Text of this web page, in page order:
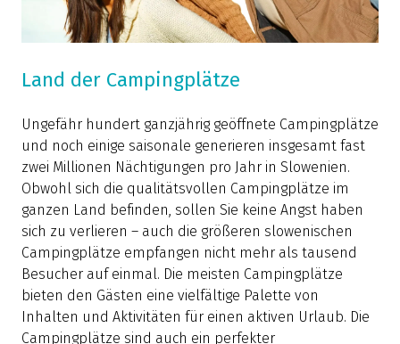
Land der Campingplätze
Ungefähr hundert ganzjährig geöffnete Campingplätze
und noch einige saisonale generieren insgesamt fast
zwei Millionen Nächtigungen pro Jahr in Slowenien.
Obwohl sich die qualitätsvollen Campingplätze im
ganzen Land befinden, sollen Sie keine Angst haben
sich zu verlieren – auch die größeren slowenischen
Campingplätze empfangen nicht mehr als tausend
Besucher auf einmal. Die meisten Campingplätze
bieten den Gästen eine vielfältige Palette von
Inhalten und Aktivitäten für einen aktiven Urlaub. Die
Campingplätze sind auch ein perfekter